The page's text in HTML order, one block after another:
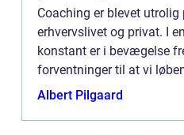
Coaching er blevet
erhvervslivet og privat. I
konstant er i bevægelse
forventninger til at vi
at flere og flere stiller
Albert Pilgaard